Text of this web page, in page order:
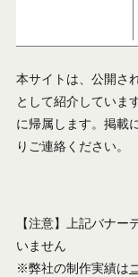
本サイトは、公開さ
として紹介していま
に帰属します。掲載
りご連絡ください。
【注意】上記バナ
いません
※弊社の制作実績は